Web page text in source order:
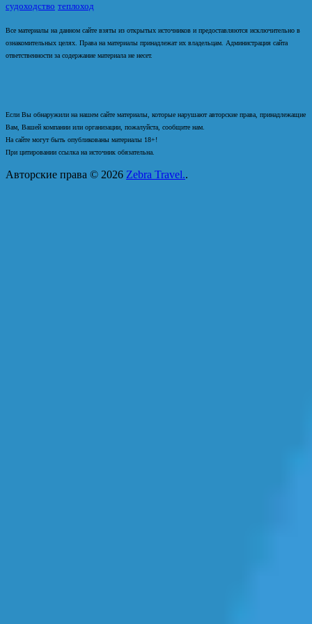
судоходство теплоход
Все материалы на данном сайте взяты из открытых источников и предоставляются исключительно в
ознакомительных целях. Права на материалы принадлежат их владельцам. Администрация сайта
ответственности за содержание материала не несет.
Если Вы обнаружили на нашем сайте материалы, которые нарушают авторские права, принадлежащие
Вам, Вашей компании или организации, пожалуйста, сообщите нам.
На сайте могут быть опубликованы материалы 18+!
При цитировании ссылка на источник обязательна.
Авторские права © 2026 Zebra Travel..